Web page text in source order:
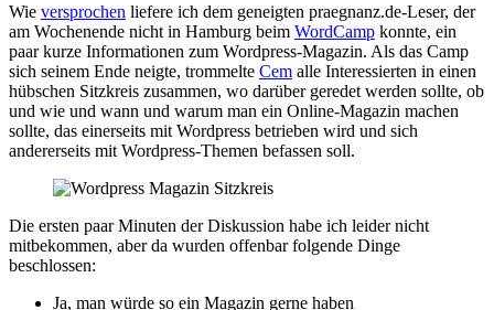
Wie versprochen liefere ich dem geneigten praegnanz.de-Leser, der
am Wochenende nicht in Hamburg beim WordCamp konnte, ein
paar kurze Informationen zum Wordpress-Magazin. Als das Camp
sich seinem Ende neigte, trommelte Cem alle Interessierten in einen
hübschen Sitzkreis zusammen, wo darüber geredet werden sollte, ob
und wie und wann und warum man ein Online-Magazin machen
sollte, das einerseits mit Wordpress betrieben wird und sich
andererseits mit Wordpress-Themen befassen soll.
Die ersten paar Minuten der Diskussion habe ich leider nicht
mitbekommen, aber da wurden offenbar folgende Dinge
beschlossen:
Ja, man würde so ein Magazin gerne haben